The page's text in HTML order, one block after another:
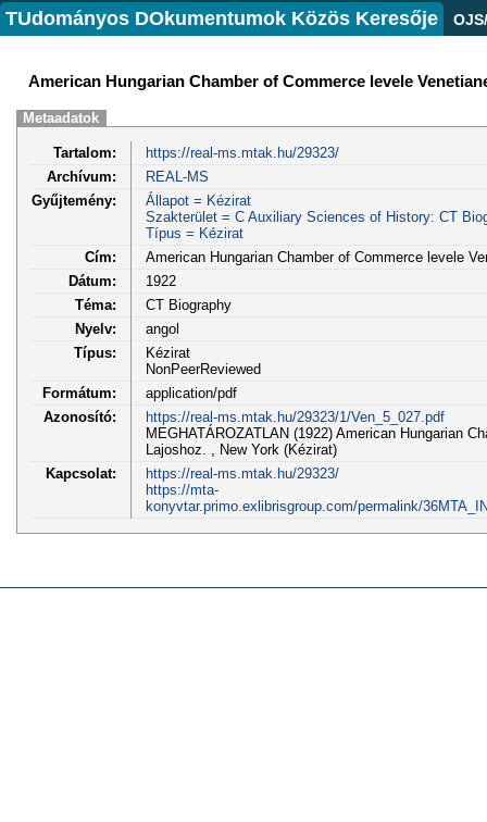
TUdományos DOkumentumok Közös Keresője
American Hungarian Chamber of Commerce levele
Metaadatok
Tartalom:
https://real-ms.mtak.hu/29323/
Archívum:
REAL-MS
Gyűjtemény:
Állapot = Kézirat
Szakterület = C Auxiliary Sciences of History: CT
Típus = Kézirat
Cím:
American Hungarian Chamber of Commerce levele
Dátum:
1922
Téma:
CT Biography
Nyelv:
angol
Típus:
Kézirat
NonPeerReviewed
Formátum:
application/pdf
Azonosító:
https://real-ms.mtak.hu/29323/1/Ven_5_027.pdf
MEGHATÁROZATLAN (1922) American Hungarian
Lajoshoz. , New York (Kézirat)
Kapcsolat:
https://real-ms.mtak.hu/29323/
https://mta-
konyvtar.primo.exlibrisgroup.com/permalink/